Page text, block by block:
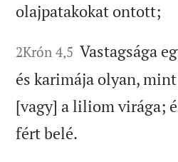
olajpatakokat ontott;
2Krón 4,5 Vastagsága
és karimája olyan,
[vagy] a liliom virága;
fért belé.